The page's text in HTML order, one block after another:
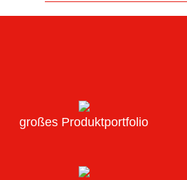
großes Produktportfolio